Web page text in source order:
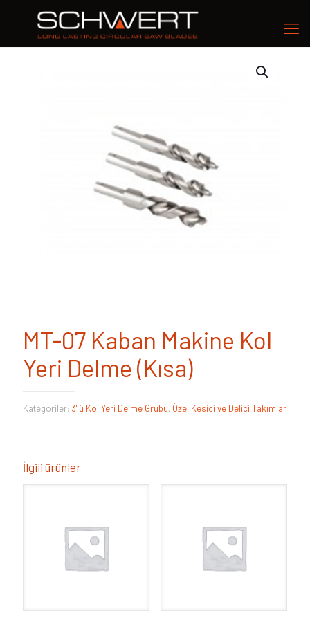
MT-07 Kaban Makine Kol
Yeri Delme (Kısa)
Kategoriler: 3'lü Kol Yeri Delme Grubu, Özel Kesici ve Delici Takımlar
İlgili ürünler